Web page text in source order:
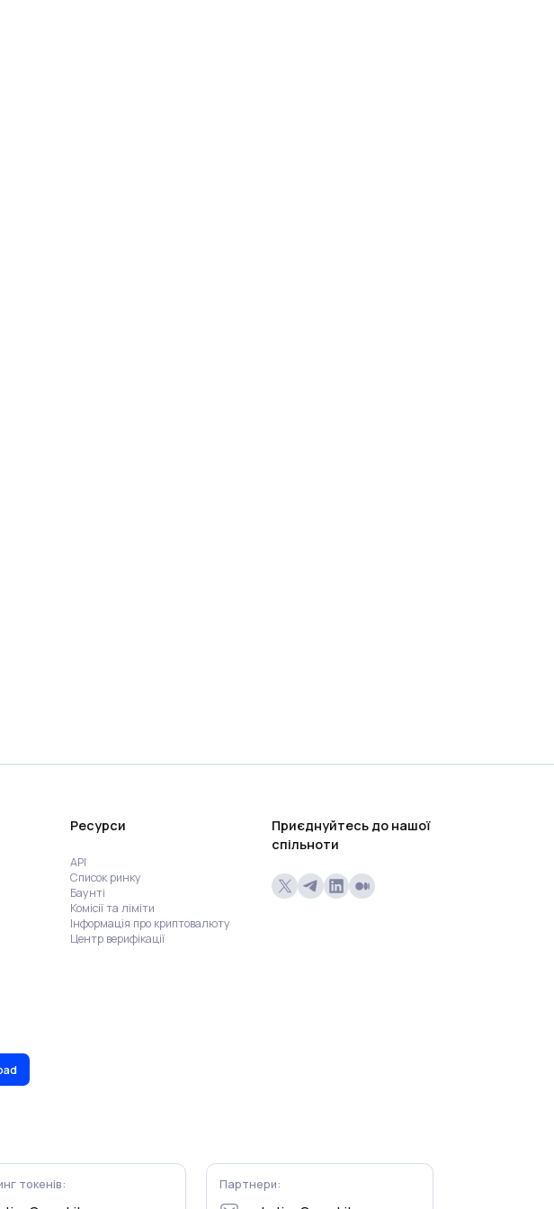
Ресурси
API
Список ринку
Баунті
Комісії та ліміти
Інформація про криптовалюту
Центр верифікації
Приєднуйтесь до нашої
спільноти
токенів: Партнери: